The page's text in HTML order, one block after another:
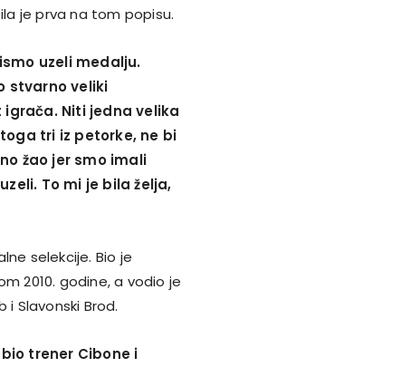
je prva na tom popisu.
uzeli medalju.
stvarno veliki
Niti jedna velika
tri iz petorke, ne bi
žao jer smo imali
To mi je bila želja,
selekcije. Bio je
2010. godine, a vodio je
i Slavonski Brod.
trener Cibone i